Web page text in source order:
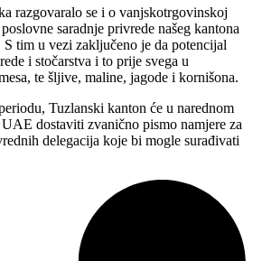
razgovaralo se i o vanjskotrgovinskoj
saradnje privrede našeg kantona
tim u vezi zaključeno je da potencijal
i stočarstva i to prije svega u
te šljive, maline, jagode i kornišona.
Tuzlanski kanton će u narednom
dostaviti zvanično pismo namjere za
delegacija koje bi mogle surađivati